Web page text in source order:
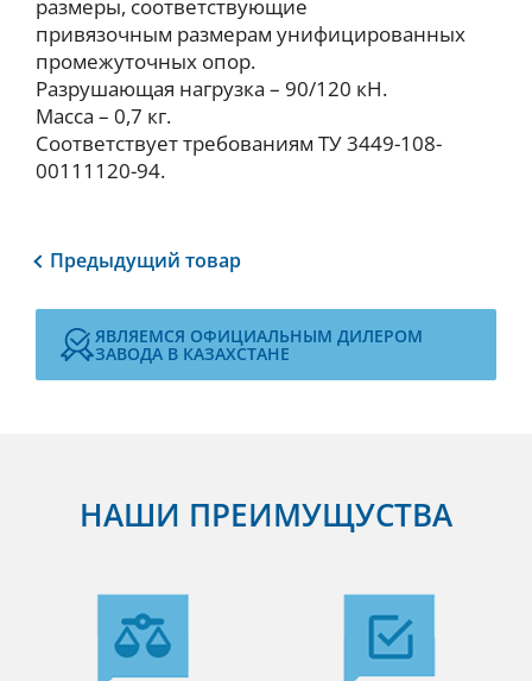
размеры, соответствующие
привязочным размерам унифицированных
промежуточных опор.
Разрушающая нагрузка – 90/120 кН.
Масса – 0,7 кг.
Соответствует требованиям ТУ 3449-108-
00111120-94.
Предыдущий товар
ЯВЛЯЕМСЯ ОФИЦИАЛЬНЫМ ДИЛЕРОМ
ЗАВОДА В КАЗАХСТАНЕ
НАШИ ПРЕИМУЩУСТВА